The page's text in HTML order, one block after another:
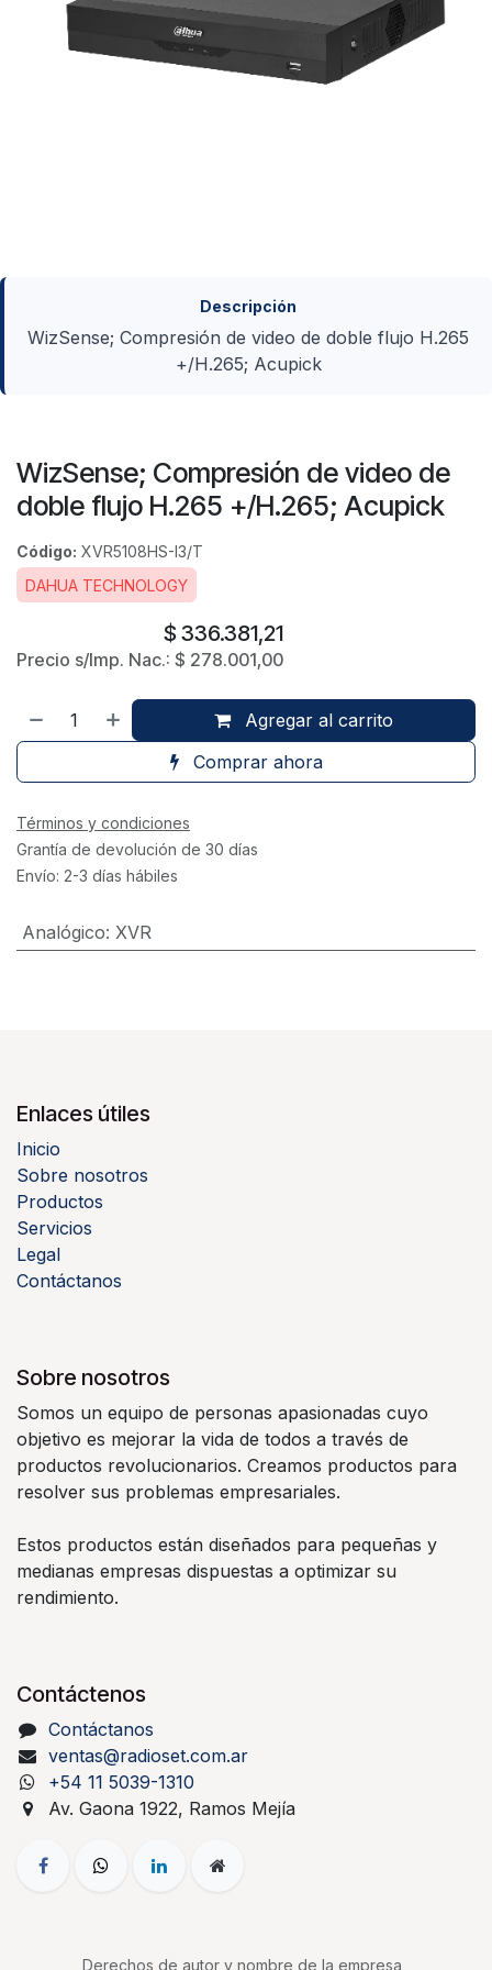
Descripción
WizSense; Compresión de video de doble flujo H.265
+/H.265; Acupick
WizSense; Compresión de video de
doble flujo H.265 +/H.265; Acupick
Código: XVR5108HS-I3/T
DAHUA TECHNOLOGY
$ 336.381,21
Precio s/Imp. Nac.: $ 278.001,00
Agregar al carrito
Comprar ahora
Términos y condiciones
Grantía de devolución de 30 días
Envío: 2-3 días hábiles
Analógico: XVR
Enlaces útiles
Inicio
Sobre nosotros
Productos
Servicios
Legal
Contáctanos
Sobre nosotros
Somos un equipo de personas apasionadas cuyo
objetivo es mejorar la vida de todos a través de
productos revolucionarios. Creamos productos para
resolver sus problemas empresariales.
Estos productos están diseñados para pequeñas y
medianas empresas dispuestas a optimizar su
rendimiento.
Contáctenos
Contáctanos
ventas@radioset.com.ar
+54 11 5039-1310
Av. Gaona 1922, Ramos Mejía
Derechos de autor y nombre de la empresa